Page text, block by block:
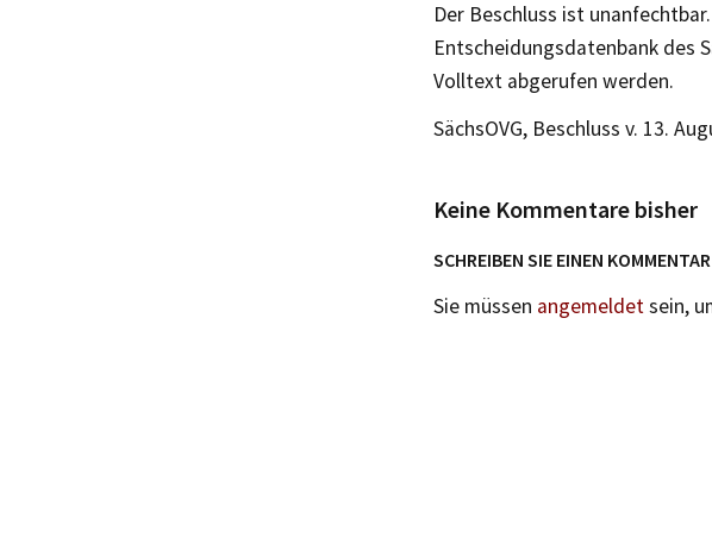
Der Beschluss ist
Entscheidungsdatenbank des
Volltext abgerufen werden.
SächsOVG, Beschluss v. 13.
Keine Kommentare bisher
SCHREIBEN SIE EINEN KOMMENTAR
Sie müssen angemeldetsein,